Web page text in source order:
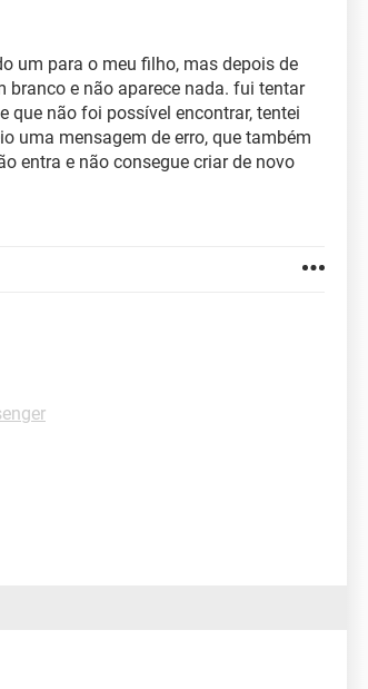
um para o meu filho, mas depois de
branco e não aparece nada. fui tentar
que não foi possível encontrar, tentei
uma mensagem de erro, que também
entra e não consegue criar de novo